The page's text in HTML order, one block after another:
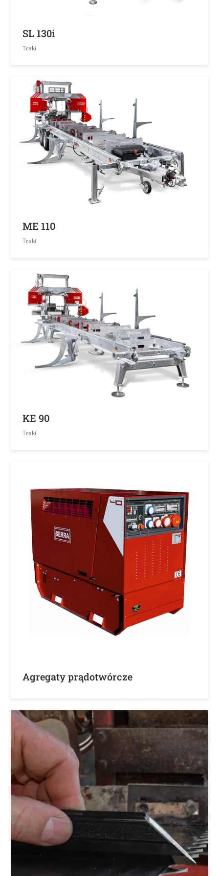
SL 130i
Traki
ME 110
Traki
KE 90
Traki
Agregaty prądotwórcze